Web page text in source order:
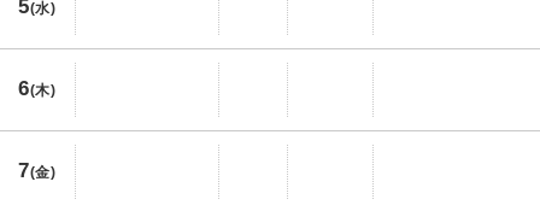
5(水)
6(木)
7(金)